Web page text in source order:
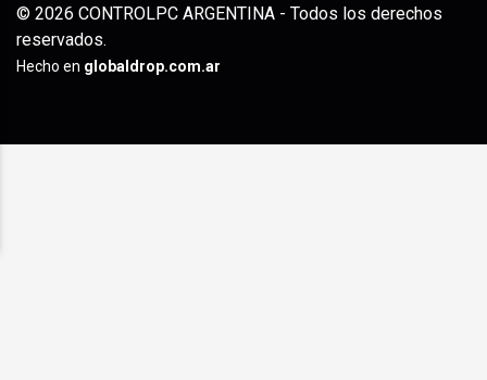
© 2026 CONTROLPC ARGENTINA - Todos los derechos
reservados.
Hecho en globaldrop.com.ar